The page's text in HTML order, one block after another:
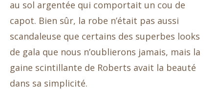
au sol argentée qui comportait un cou de
capot. Bien sûr, la robe n’était pas aussi
scandaleuse que certains des superbes looks
de gala que nous n’oublierons jamais, mais la
gaine scintillante de Roberts avait la beauté
dans sa simplicité.